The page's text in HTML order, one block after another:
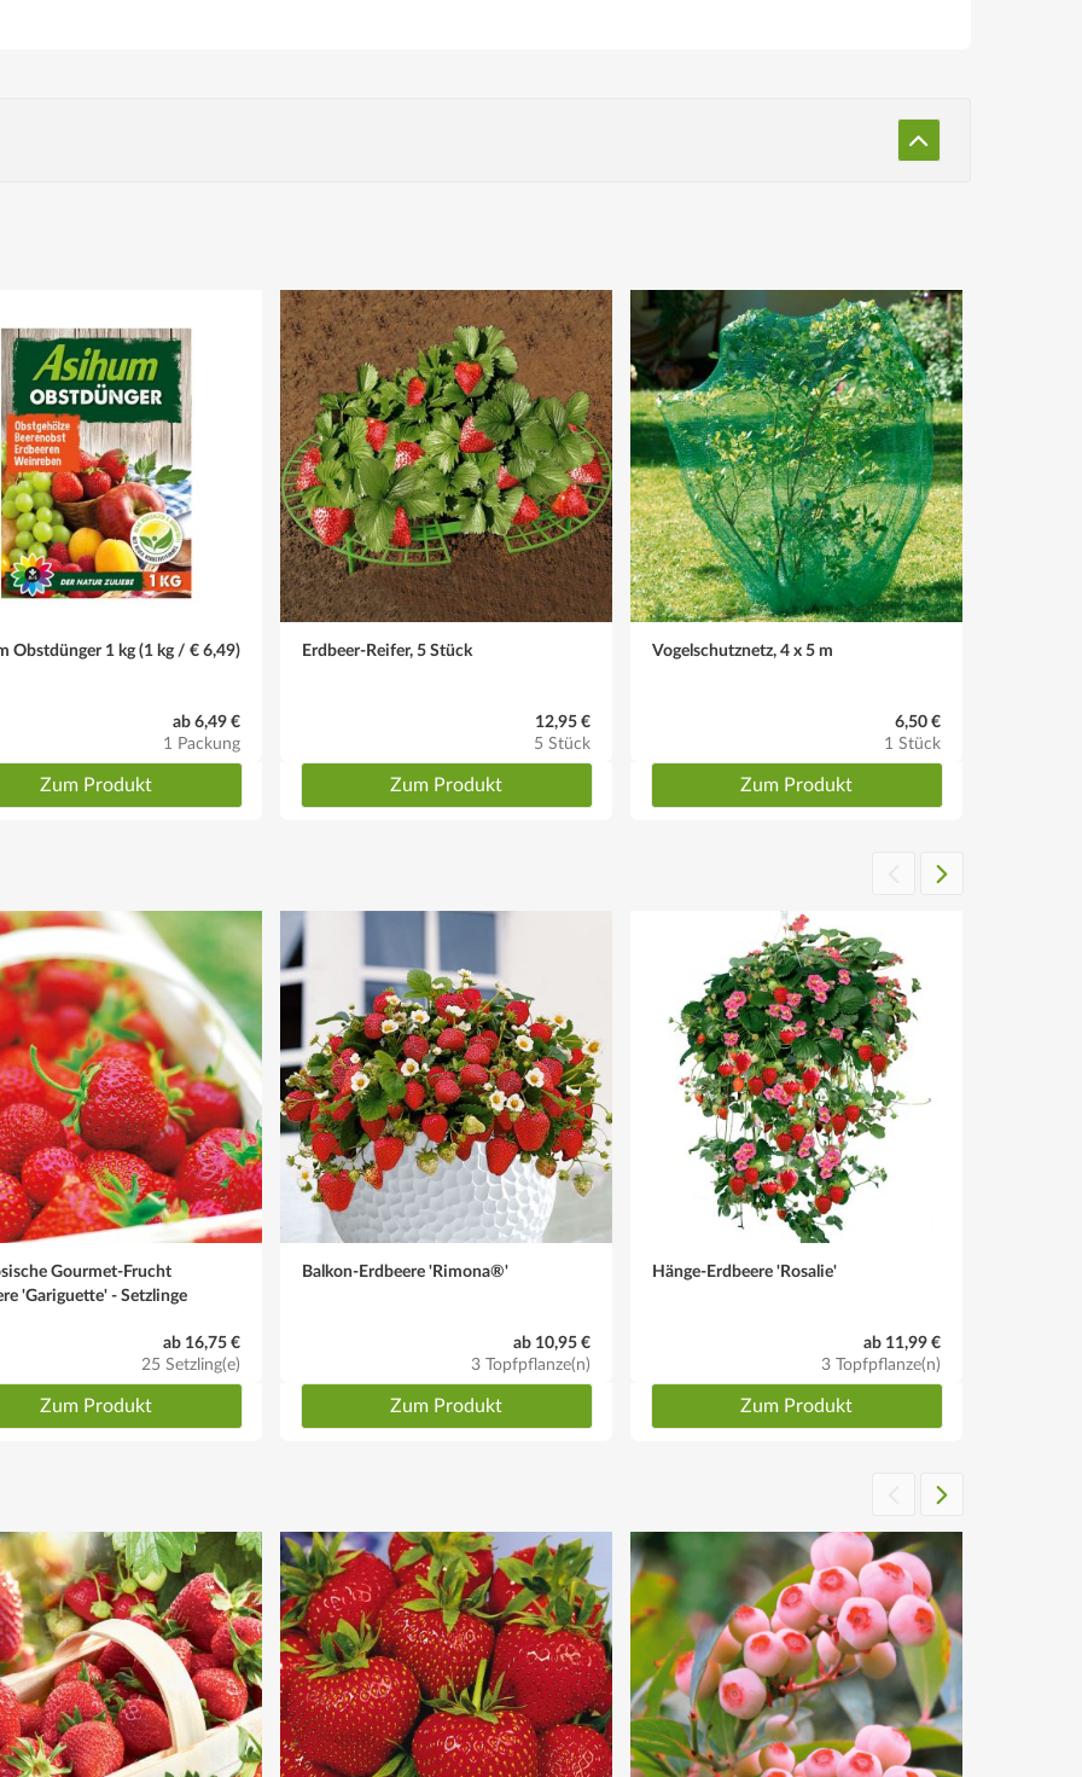
Den Boden mit etwas Torf oder Kompost anreichern.
der Ernte einen Dünger für Erdbeerpflanzen geben.
Laub oder Nadelstreu mulchen. Mulch hält die Feuchtigkeit im Boden. Während der Reifezeit dann eine Mulchschicht aus
Pflanze in Höhe der Erdoberfläche befindet. Der Pflanzabstand sollte ca. 30 cm, der Reihenabstand ca. 60 cm betragen.
lang keine Erdbeeren kultiviert wurden. Die Weiße Ananas-Erdbeere eignet sich hervorragend als Kübelpflanze bzw. zur
Obstdünger 1 kg (1 kg / € 6,49)
ab 6,49 €
1 Packung
Zum Produkt
Erdbeer-Reifer, 5 Stück
12,95 €
5 Stück
Zum Produkt
Vogelschutznetz, 4 x 5 m
6,50 €
1 Stück
Zum Produkt
Gourmet-Frucht
'Gariguette' - Setzlinge
ab 16,75 €
25 Setzling(e)
Zum Produkt
Balkon-Erdbeere 'Rimona®'
ab 10,95 €
3 Topfpflanze(n)
Zum Produkt
Hänge-Erdbeere 'Rosalie'
ab 11,99 €
3 Topfpflanze(n)
Zum Produkt